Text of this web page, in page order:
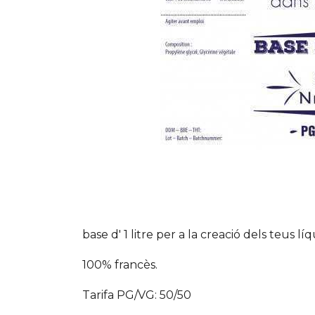
base d' 1 litre per a la creació dels teus
100% francès.
Tarifa PG/VG: 50/50